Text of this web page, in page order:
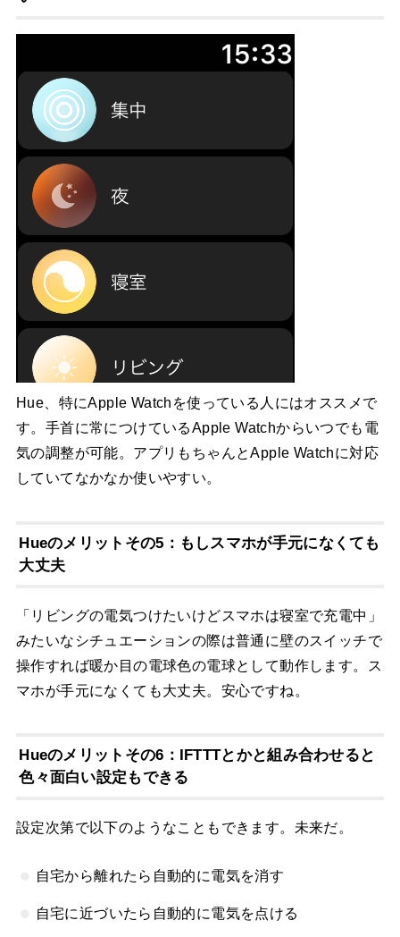
Hue、特にApple Watchを使っている人にはオススメで
す。手首に常につけているApple Watchからいつでも電
気の調整が可能。アプリもちゃんとApple Watchに対応
していてなかなか使いやすい。
Hueのメリットその5：もしスマホが手元になくても
大丈夫
「リビングの電気つけたいけどスマホは寝室で充電中」
みたいなシチュエーションの際は普通に壁のスイッチで
操作すれば暖か目の電球色の電球として動作します。ス
マホが手元になくても大丈夫。安心ですね。
Hueのメリットその6：IFTTTとかと組み合わせると
色々面白い設定もできる
設定次第で以下のようなこともできます。未来だ。
自宅から離れたら自動的に電気を消す
自宅に近づいたら自動的に電気を点ける